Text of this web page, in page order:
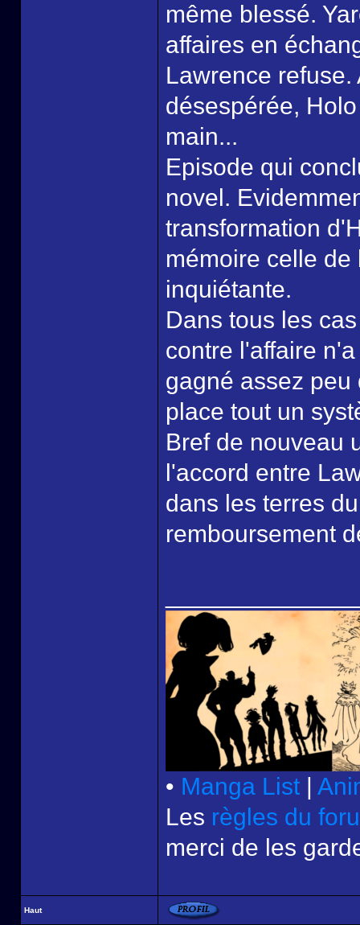
même blessé.
affaires en
Lawrence
désespérée,
main...
Episode qui
novel.
transformation
mémoire celle
inquiétante.
Dans tous les
contre l'affaire
gagné assez
place tout un
Bref de nouveau
l'accord entre
dans les terres
remboursement
• Manga List |
Les règles du
merci de les
Haut